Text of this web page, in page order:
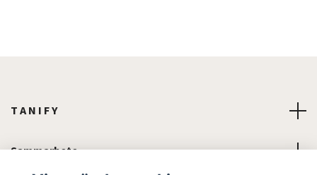
T A N I F Y
Sammarbete